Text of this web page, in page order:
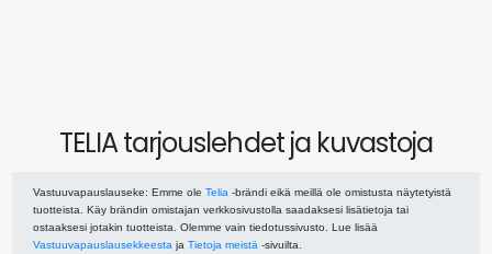
TELIA tarjouslehdet ja kuvastoja
Vastuuvapauslauseke: Emme ole Telia -brändi eikä meillä ole omistusta näytetyistä
tuotteista. Käy brändin omistajan verkkosivustolla saadaksesi lisätietoja tai
ostaaksesi jotakin tuotteista. Olemme vain tiedotussivusto. Lue lisää
Vastuuvapauslausekkeesta ja Tietoja meistä -sivuilta.